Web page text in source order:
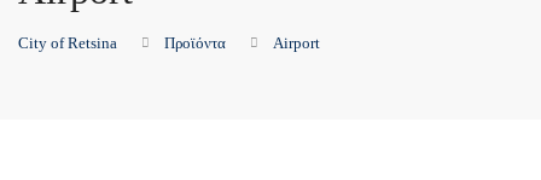
City of Retsina Προϊόντα Airport